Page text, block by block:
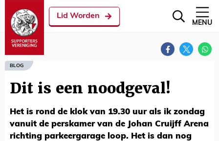
Lid Worden
MENU
BLOG
Dit is een noodgeval!
Het is rond de klok van 19.30 uur als ik zondag
vanuit de perskamer van de Johan Cruijff Arena
richting parkeergarage loop. Het is dan nog